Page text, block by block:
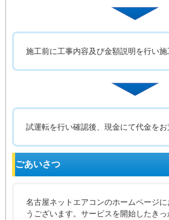
施工前に工事内容及び金額説明を行い施
試運転を行い確認後、現金にて代金を
ごあいさつ
名古屋ネットエアコンのホームページに
うございます。サービスを開始したき